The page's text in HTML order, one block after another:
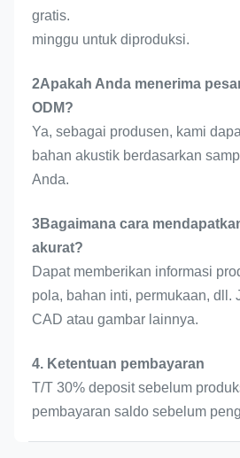
gratis.
minggu untuk diproduksi.
2Apakah Anda menerima
ODM?
Ya, sebagai produsen, kami
bahan akustik berdasarkan
Anda.
3Bagaimana cara
akurat?
Dapat memberikan informasi
pola, bahan inti, permukaan, dll.
CAD atau gambar lainnya.
4. Ketentuan pembayaran
T/T 30% deposit sebelum
pembayaran saldo sebelum